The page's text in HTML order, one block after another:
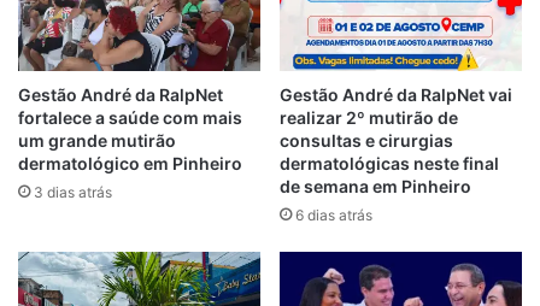
da cidade, além, também, de construir 21
novas Unidades de Saúde da Família (USF)
e Unidades Básicas de Saúde (UBS), que
também terão seus horários de atendimento
ampliados, inclusive podendo funcionar aos
fins de semana.
Mais propostas
Gestão André da RalpNet
fortalece a saúde com mais
um grande mutirão
dermatológico em Pinheiro
3 dias atrás
Gestão André da RalpNet vai
realizar 2º mutirão de
consultas e cirurgias
dermatológicas neste final
de semana em Pinheiro
6 dias atrás